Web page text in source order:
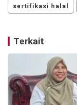
sertifikasi halal
Terkait